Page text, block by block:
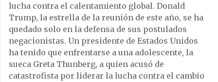
lucha contra el calentamiento global. Donald
Trump, la estrella de la reunión de este año, se ha
quedado solo en la defensa de sus postulados
negacionistas. Un presidente de Estados Unidos
ha tenido que enfrentarse a una adolescente, la
sueca Greta Thunberg, a quien acusó de
catastrofista por liderar la lucha contra el cambio